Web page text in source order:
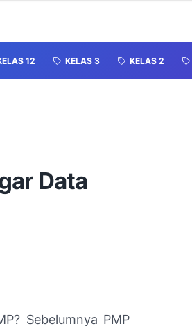
12 KELAS 3 KELAS 2
Data
Sebelumnya PMP